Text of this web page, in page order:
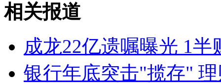
女孩北京地铁殴打老人 痛下狠手拳打脚踢
无痛分娩是否安全 医生回应
外交部：反对强权政治霸凌主义
相关报道
成龙22亿遗嘱曝光 1
银行年底突击"揽存"